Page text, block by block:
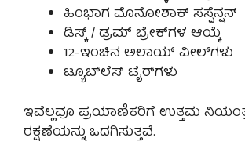
ಹಿಂಭಾಗ ಮೊನೋಶಾಕ್ ಸಸ್ಪೆನ್ಷನ್
ಡಿಸ್ಕ್ / ಡ್ರಮ್ ಬ್ರೇಕ್‌ಗಳ ಆಯ್ಕೆ
12-ಇಂಚಿನ ಅಲಾಯ್ ವೀಲ್‌ಗಳು
ಟ್ಯೂಬ್‌ಲೆಸ್ ಟೈರ್‌ಗಳು
ಇವೆಲ್ಲವೂ ಪ್ರಯಾಣಿಕರಿಗೆ ಉತ್ತಮ
ರಕ್ಷಣೆಯನ್ನು ಒದಗಿಸುತ್ತವೆ.